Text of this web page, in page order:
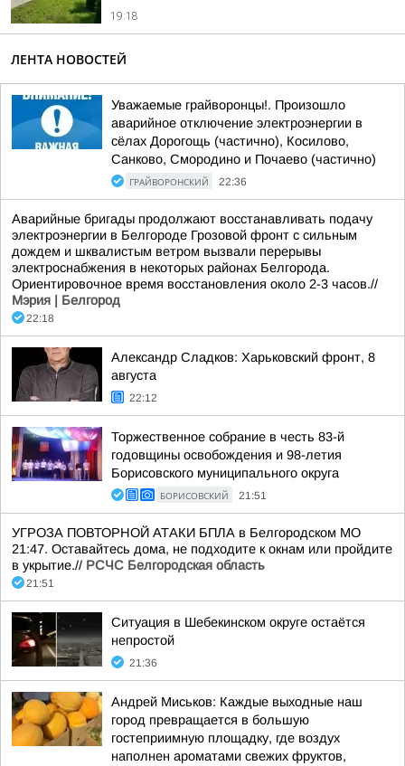
19:18
ЛЕНТА НОВОСТЕЙ
Уважаемые грайворонцы!. Произошло
аварийное отключение электроэнергии в
сёлах Дорогощь (частично), Косилово,
Санково, Смородино и Почаево (частично)
ГРАЙВОРОНСКИЙ 22:36
Аварийные бригады продолжают восстанавливать подачу
электроэнергии в Белгороде Грозовой фронт с сильным
дождем и шквалистым ветром вызвали перерывы
электроснабжения в некоторых районах Белгорода.
Ориентировочное время восстановления около 2-3 часов.//
Мэрия | Белгород
22:18
Александр Сладков: Харьковский фронт, 8
августа
22:12
Торжественное собрание в честь 83-й
годовщины освобождения и 98-летия
Борисовского муниципального округа
БОРИСОВСКИЙ 21:51
УГРОЗА ПОВТОРНОЙ АТАКИ БПЛА в Белгородском МО
21:47. Оставайтесь дома, не подходите к окнам или пройдите
в укрытие.// РСЧС Белгородская область
21:51
Ситуация в Шебекинском округе остаётся
непростой
21:36
Андрей Миськов: Каждые выходные наш
город превращается в большую
гостеприимную площадку, где воздух
наполнен ароматами свежих фруктов,